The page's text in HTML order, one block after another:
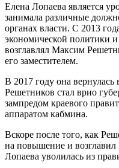
Елена Лопаева является
занимала различные
органах власти. С 2013
экономической политики
возглавлял Максим
его заместителем.
В 2017 году она вернулась
Решетников стал врио
зампредом краевого
аппаратом кабмина.
Вскоре после того, как
на повышение и
Лопаева уволилась из